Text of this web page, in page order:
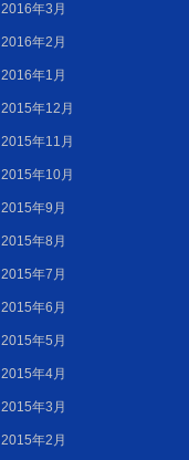
2016年3月
2016年2月
2016年1月
2015年12月
2015年11月
2015年10月
2015年9月
2015年8月
2015年7月
2015年6月
2015年5月
2015年4月
2015年3月
2015年2月